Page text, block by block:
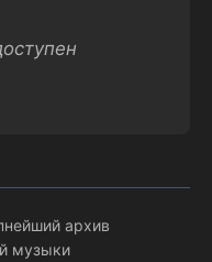
архив
музыки